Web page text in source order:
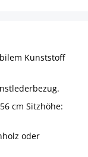
Kunststoff
cm Sitzhöhe:
oder